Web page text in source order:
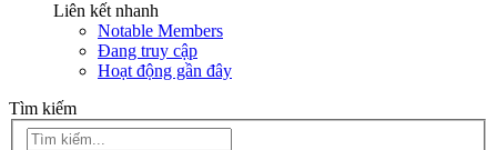
Liên kết nhanh
Notable Members
Đang truy cập
Hoạt động gần đây
Tìm kiếm